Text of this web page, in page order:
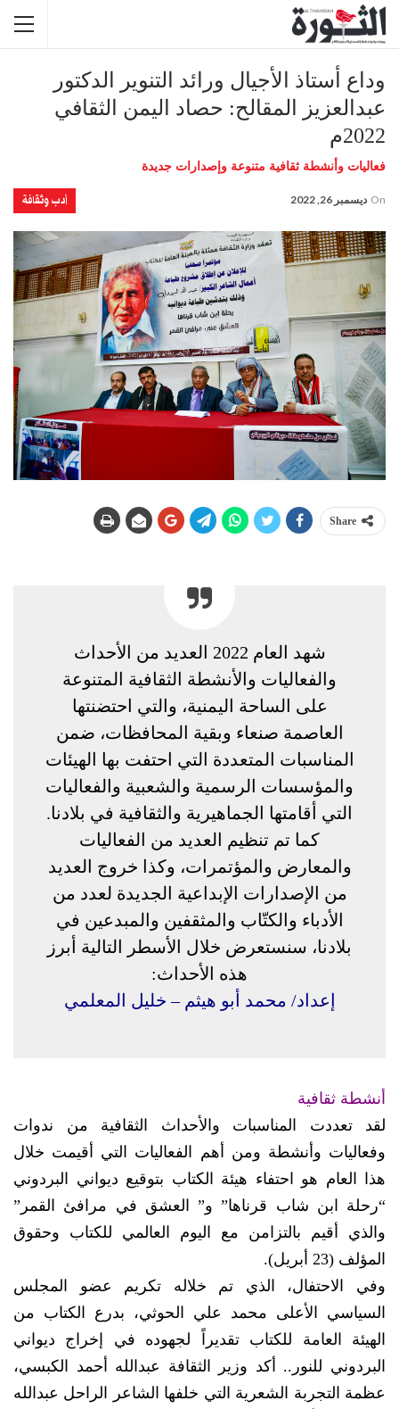
وداع أستاذ الأجيال ورائد التنوير الدكتور
عبدالعزيز المقالح: حصاد اليمن الثقافي
2022م
فعاليات وأنشطة ثقافية متنوعة وإصدارات جديدة
أدب وثقافة On ديسمبر 26, 2022
Share
شهد العام 2022 العديد من الأحداث
والفعاليات والأنشطة الثقافية المتنوعة
على الساحة اليمنية، والتي احتضنتها
العاصمة صنعاء وبقية المحافظات، ضمن
المناسبات المتعددة التي احتفت بها الهيئات
والمؤسسات الرسمية والشعبية والفعاليات
التي أقامتها الجماهيرية والثقافية في بلادنا.
كما تم تنظيم العديد من الفعاليات
والمعارض والمؤتمرات، وكذا خروج العديد
من الإصدارات الإبداعية الجديدة لعدد من
الأدباء والكتّاب والمثقفين والمبدعين في
بلادنا، سنستعرض خلال الأسطر التالية أبرز
هذه الأحداث:
إعداد/ محمد أبو هيثم – خليل المعلمي
أنشطة ثقافية
لقد تعددت المناسبات والأحداث الثقافية من ندوات
وفعاليات وأنشطة ومن أهم الفعاليات التي أقيمت خلال
هذا العام هو احتفاء هيئة الكتاب بتوقيع ديواني البردوني
“رحلة ابن شاب قرناها” و” العشق في مرافئ القمر”
والذي أقيم بالتزامن مع اليوم العالمي للكتاب وحقوق
المؤلف (23 أبريل).
وفي الاحتفال، الذي تم خلاله تكريم عضو المجلس
السياسي الأعلى محمد علي الحوثي، بدرع الكتاب من
الهيئة العامة للكتاب تقديراً لجهوده في إخراج ديواني
البردوني للنور.. أكد وزير الثقافة عبدالله أحمد الكبسي،
عظمة التجربة الشعرية التي خلفها الشاعر الراحل عبدالله